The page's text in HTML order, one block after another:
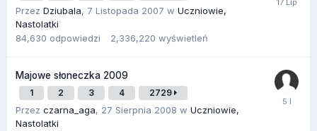
Przez Dziubala, 7 Listopada 2007 w Uczniowie,
Nastolatki
84,630 odpowiedzi 2,336,220 wyświetleń
Majowe słoneczka 2009
1 2 3 4 2729
Przez czarna_aga, 27 Sierpnia 2008 w Uczniowie,
Nastolatki